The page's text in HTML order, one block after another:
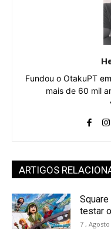
Fundou o OtakuPT
mais de 60 mil
ARTIGOS
testar
7 , Agosto